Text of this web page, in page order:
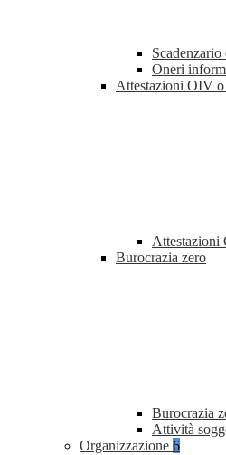
Oneri
Attestazioni OIV o
Attestazioni
Burocrazia zero
Burocrazia
Attività
Organizzazione 6